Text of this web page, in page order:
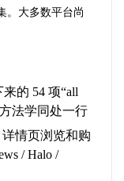
大多数平台尚
的 54 项“all
法学同处一行
情页浏览和购
/ Halo /